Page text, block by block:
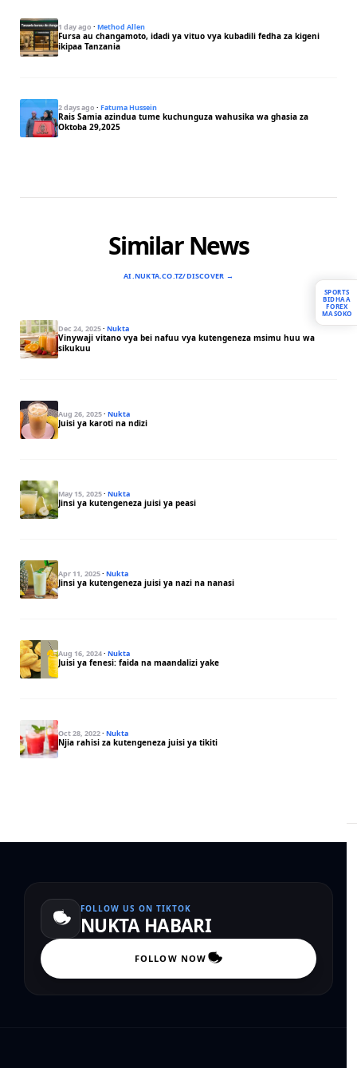
1 day ago · Method Allen
Fursa au changamoto, idadi ya vituo vya kubadili fedha za kigeni
ikipaa Tanzania
2 days ago · Fatuma Hussein
Rais Samia azindua tume kuchunguza wahusika wa ghasia za
Oktoba 29,2025
Similar News
AI.NUKTA.CO.TZ/DISCOVER →
Dec 24, 2025· Nukta
Vinywaji vitano vya bei nafuu vya kutengeneza msimu huu wa
sikukuu
Aug 26, 2025· Nukta
Juisi ya karoti na ndizi
May 15, 2025· Nukta
Jinsi ya kutengeneza juisi ya peasi
Apr 11, 2025· Nukta
Jinsi ya kutengeneza juisi ya nazi na nanasi
Aug 16, 2024· Nukta
Juisi ya fenesi: faida na maandalizi yake
Oct 28, 2022· Nukta
Njia rahisi za kutengeneza juisi ya tikiti
SPORTS
BIDHAA
FOREX
MASOKO
FOLLOW US ON TIKTOK
NUKTA HABARI
FOLLOW NOW